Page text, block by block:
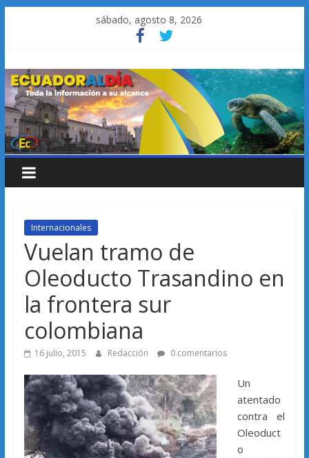
sábado, agosto 8, 2026
Internacionales
Vuelan tramo de
Oleoducto Trasandino en
la frontera sur
colombiana
16 julio, 2015 Redacción 0 comentarios
Un
atentado
contra el
Oleoduct
o